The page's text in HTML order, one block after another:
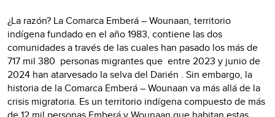
¿La razón? La Comarca Emberá – Wounaan, territorio
indígena fundado en el año 1983, contiene las dos
comunidades a través de las cuales han pasado los más de
717 mil 380 personas migrantes que entre 2023 y junio de
2024 han atarvesado la selva del Darién . Sin embargo, la
historia de la Comarca Emberá – Wounaan va más allá de la
crisis migratoria. Es un territorio indígena compuesto de más